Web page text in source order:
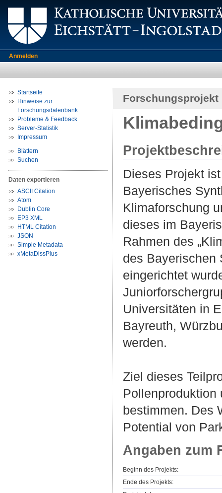
Anmelden
Startseite
Hinweise zur
Forschungsdatenbank
Probleme & Feedback
Server-Statistik
Impressum
Blättern
Suchen
Daten exportieren
ASCII Citation
Atom
Dublin Core
EP3 XML
HTML Citation
JSON
Simple Metadata
xMetaDissPlus
Forschungsprojekt
Dieses Projekt
Bayerisches
Klimaforschung
dieses im
Rahmen des
des Bayerischen
eingerichtet
Universitäten in
Bayreuth,
werden.
Ziel dieses
Pollenproduktion
bestimmen. Des
Potential von
Angaben zum
Beginn des Projekts:
Ende des Projekts: